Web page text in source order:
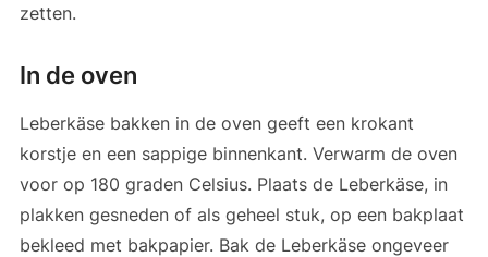
zetten.
In de oven
Leberkäse bakken in de oven geeft een krokant
korstje en een sappige binnenkant. Verwarm de oven
voor op 180 graden Celsius. Plaats de Leberkäse, in
plakken gesneden of als geheel stuk, op een bakplaat
bekleed met bakpapier. Bak de Leberkäse ongeveer